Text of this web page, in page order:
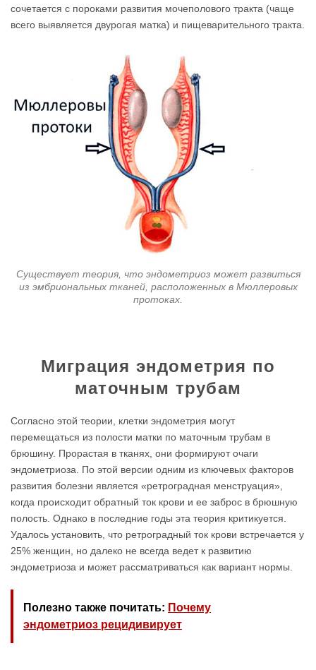
сочетается с пороками развития мочеполового тракта (чаще
всего выявляется двурогая матка) и пищеварительного тракта.
Существует теория, что эндометриоз может развиться
из эмбриональных тканей, расположенных в Мюллеровых
протоках.
Миграция эндометрия по
маточным трубам
Согласно этой теории, клетки эндометрия могут
перемещаться из полости матки по маточным трубам в
брюшину. Прорастая в тканях, они формируют очаги
эндометриоза. По этой версии одним из ключевых факторов
развития болезни является «ретроградная менструация»,
когда происходит обратный ток крови и ее заброс в брюшную
полость. Однако в последние годы эта теория критикуется.
Удалось установить, что ретроградный ток крови встречается у
25% женщин, но далеко не всегда ведет к развитию
эндометриоза и может рассматриваться как вариант нормы.
Полезно также почитать: Почему
эндометриоз рецидивирует